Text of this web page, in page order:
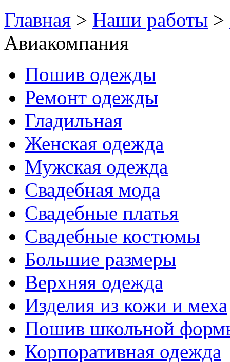
Главная > Наши работы >
Авиакомпания
Пошив одежды
Ремонт одежды
Гладильная
Женская одежда
Мужская одежда
Свадебная мода
Свадебные платья
Свадебные костюмы
Большие размеры
Верхняя одежда
Изделия из кожи и меха
Пошив школьной
Корпоративная одежда